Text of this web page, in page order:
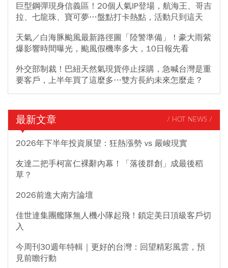
巨型鋼彈現身信義區！20個人氣IP登場，航海王、哥吉
拉、七龍珠、寶可夢…盤點打卡熱點，活動只到這天
天氣／白海豚颱風最新路徑圖「陸警準備」！豪大雨紫
爆影響時間曝光，颱風假機率多大，10日報先看
外交部制裁！巴紐天然氣現貨停止採購，急喊台灣是重
要客戶，上半年買了這麼多…雙方長約未來怎麼走？
最新文章 / HOT NEWS /
2026年下半年投資展望：狂熱漲勢 vs 嚴峻現實
友達二把手柯富仁裸辭內幕！「落後群創」成最後稻
草？
2026前進大南方論壇
佳世達集團艦隊無人機小隊起飛！鎖定美日頂級客戶切
入
今周刊30週年特輯｜更好的台灣：回望精彩風雲，預
見前瞻行動